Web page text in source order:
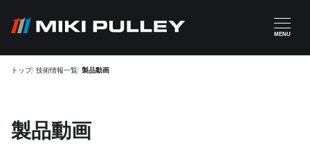
MENU
トップ 技術情報一覧 製品動画
製品動画